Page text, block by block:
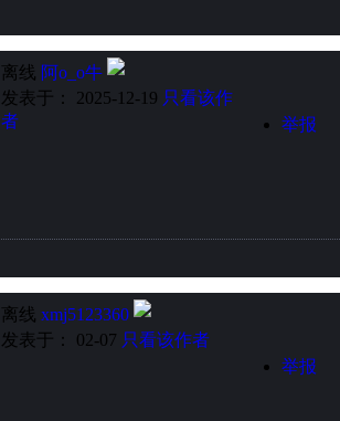
离线 阿o_o牛
发表于： 2025-12-19 只看该作
者
举报
离线 xmj5123360
发表于： 02-07 只看该作者
举报